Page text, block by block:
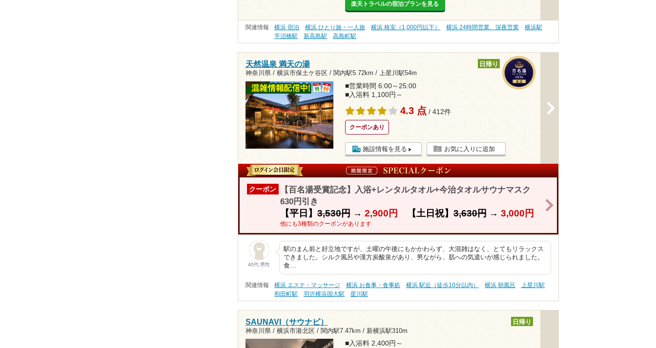
楽天トラベルの宿泊プランを見る
関連情報 横浜 宿泊 横浜 ひとり旅・一人旅 横浜 格安（1,000円以下） 横浜 24時間営業、深夜営業
横浜駅
平沼橋駅
新高島駅 高島町駅
天然温泉 満天の湯
神奈川県 / 横浜市保土ケ谷区 / 関内駅5.72km / 上星川駅54m
日帰り
■営業時間 6:00～25:00
■入浴料 1,100円～
4.3 点 / 412件
クーポンあり
施設情報を見る お気に入りに追加
クーポン
【百名湯受賞記念】入浴+レンタルタオル+今治タオルサウナマスク
630円引き
【平日】3,530円→ 2,900円 【土日祝】3,630円→ 3,000円
他にも3種類のクーポンがあります
>
40代 男性
駅のまん前と好立地ですが、土曜の午後にもかかわらず、大混雑はなく、とてもリラックス
できました。シルク風呂や漢方炭酸泉があり、男ながら、肌への気遣いが感じられました。
食…
関連情報 横浜 エステ・マッサージ 横浜 お食事・食事処 横浜 駅近（徒歩10分以内） 横浜 朝風呂
上星川駅
和田町駅
羽沢横浜国大駅 星川駅
SAUNAVI（サウナビ）
神奈川県 / 横浜市港北区 / 関内駅7.47km / 新横浜駅310m
日帰り
■入浴料 2,400円～